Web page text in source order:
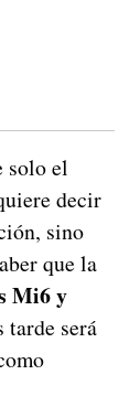
solo el
decir
sino
que la
Mi6 y
será